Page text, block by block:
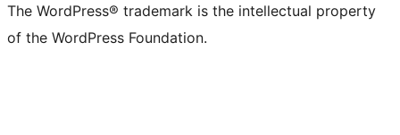
The WordPress® trademark is the intellectual property
of the WordPress Foundation.